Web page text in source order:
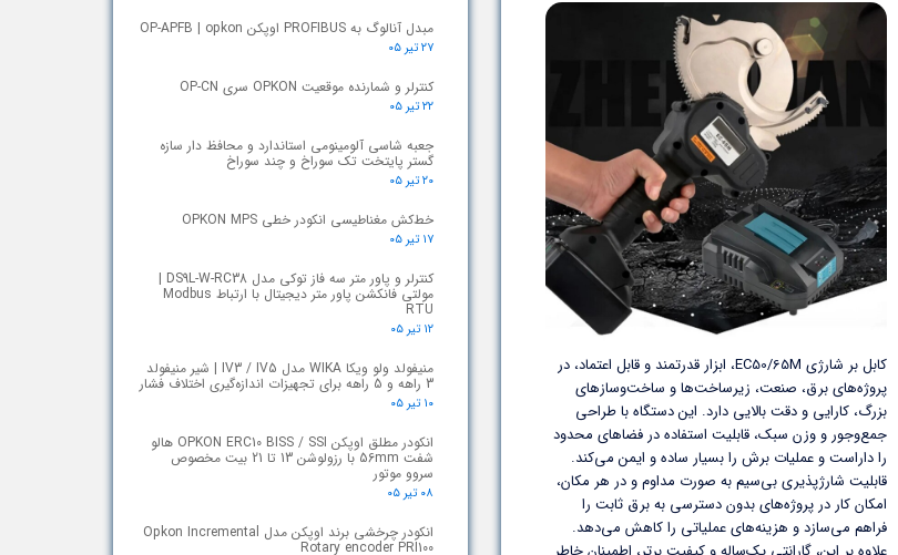
کابل بر شارژی EC50/65M، ابزار قدرتمند و قابل اعتماد، در
پروژه‌های برق، صنعت، زیرساخت‌ها و ساخت‌وسازهای
بزرگ، کارایی و دقت بالایی دارد. این دستگاه با طراحی
جمع‌وجور و وزن سبک، قابلیت استفاده در فضاهای محدود
را داراست و عملیات برش را بسیار ساده و ایمن می‌کند.
قابلیت شارژپذیری بی‌سیم به صورت مداوم و در هر مکان،
امکان کار در پروژه‌های بدون دسترسی به برق ثابت را
فراهم می‌سازد و هزینه‌های عملیاتی را کاهش می‌دهد.
مبدل آنالوگ به PROFIBUS اوپکن OP-APFB | opkon
۲۷ تیر ۰۵
کنترلر و شمارنده موقعیت OPKON سری OP-CN
۲۲ تیر ۰۵
جعبه شاسی آلومینومی استاندارد و محافظ دار سازه
گستر پایتخت تک سوراخ و چند سوراخ
۲۰ تیر ۰۵
خط‌کش مغناطیسی انکودر خطی OPKON MPS
۱۷ تیر ۰۵
کنترلر و پاور متر سه فاز توکی مدل DS9L-W-RC38 |
مولتی فانکشن پاور متر دیجیتال با ارتباط Modbus
RTU
۱۲ تیر ۰۵
منیفولد ولو ویکا WIKA مدل IV3 / IV5 | شیر منیفولد
3 راهه و 5 راهه برای تجهیزات اندازه‌گیری اختلاف فشار
۱۰ تیر ۰۵
انکودر مطلق اوپکن OPKON ERC10 BISS / SSI هالو
شفت 56mm با رزولوشن 13 تا 21 بیت مخصوص
سروو موتور
۰۸ تیر ۰۵
انکودر چرخشی برند اوپکن مدل Opkon Incremental
Rotary encoder PRI100